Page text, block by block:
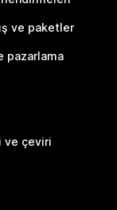
ve paketler
pazarlama
ve çeviri